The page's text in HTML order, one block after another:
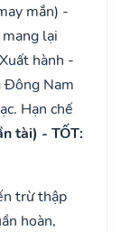
mắn) -
lại
hành -
Đông Nam
Hạn chế
tài) - TỐT:
trừ thập
hoàn,